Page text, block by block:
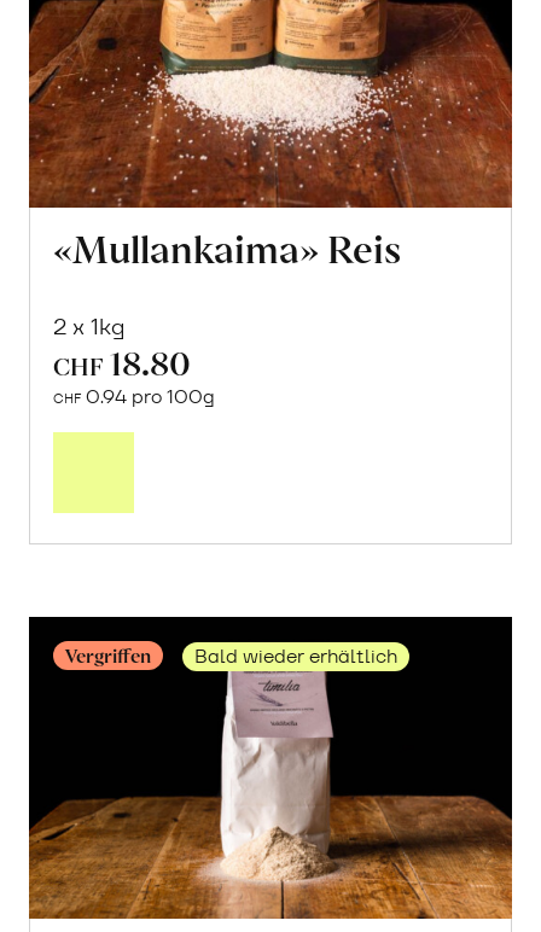
«Mullankaima» Reis
2 x 1kg
CHF 18.80
CHF 0.94 pro 100g
erfahren
Vergriffen Bald wieder erhältlich